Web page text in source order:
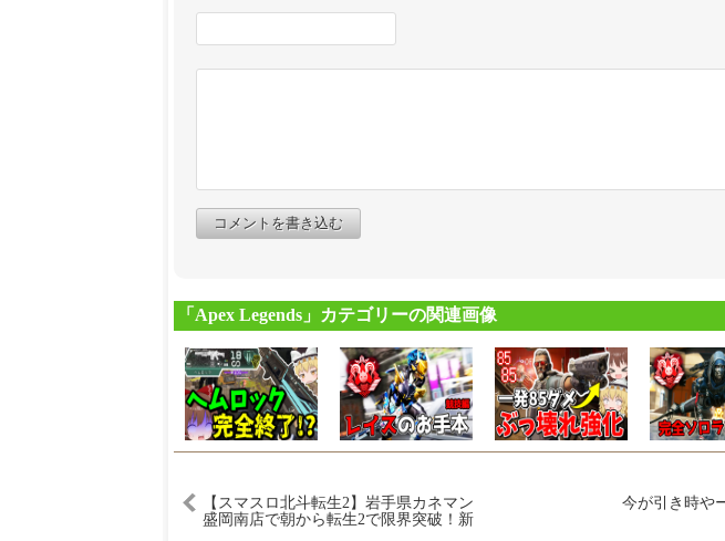
コメントを書き込む
「Apex Legends」カテゴリーの関連画像
【スマスロ北斗転生2】岩手県カネマン
盛岡南店で朝から転生2で限界突破！新
今が引き時や